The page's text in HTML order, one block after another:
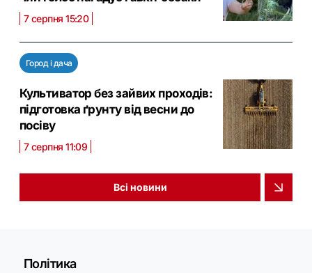
7 серпня 15:20
Город і дача
Культиватор без зайвих проходів:
підготовка ґрунту від весни до
посіву
7 серпня 11:09
Всі новини
Політика